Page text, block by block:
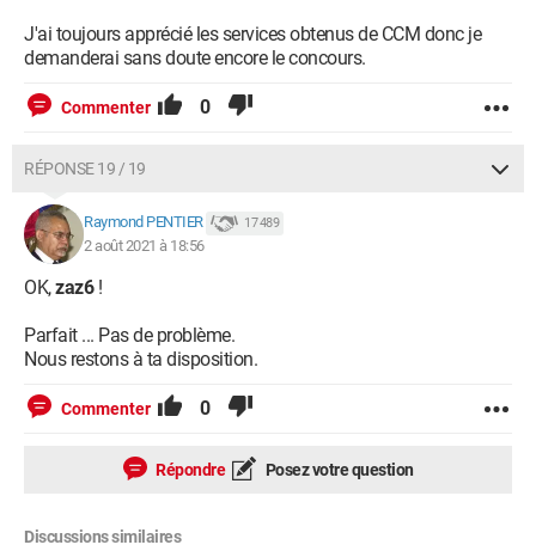
J'ai toujours apprécié les services obtenus de CCM donc je
demanderai sans doute encore le concours.
Commenter 0
RÉPONSE 19 / 19
Raymond PENTIER 17 489
2 août 2021 à 18:56
OK,zaz6 !
Parfait ... Pas de problème.
Nous restons à ta disposition.
Commenter 0
Répondre Posez votre question
Discussions similaires